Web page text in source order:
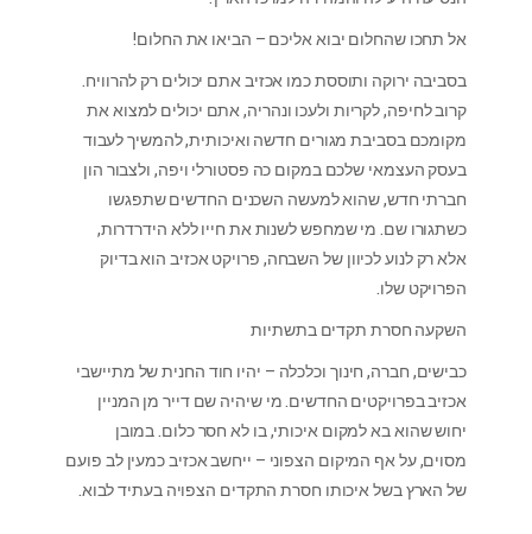
אל תחכו שהחלום יבוא אליכם – הביאו את החלום!
בסביבה ירוקה ותוססת כמו אכזיב אתם יכולים רק להרוויח.
קרוב לחיפה, לקריות ולעכו ונהריה, אתם יכולים למצוא את
מקומכם בסביבת מגורים חדשה ואיכותית, להמשיך לעבוד
בעסק העצמאי שלכם במקום כה פסטורלי ויפה, ולצבור הון
חברתי חדש, שהוא למעשה השכנים החדשים שתפגשו
כשתגורו שם. מי שמחפש לשנות את חייו ללא הידרדרות,
אלא רק לנוע לכיוון של השבחה, פרויקט אכזיב הוא בדיוק
הפרויקט שלו.
השקעה חסרת תקדים בתשתיות
כבישים, חברה, חינוך וכלכלה – יהיו חוד החנית של מתיישבי
אכזיב בפרויקטים החדשים. מי שיהיה שם דייר מן המניין
יחוש שהוא בא למקום איכותי, בו לא חסר כלום. במובן
מסוים, על אף המיקום הצפוני – ייחשב אכזיב כמעין לב פועם
של הארץ בשל איכותו חסרת התקדים הצפויה בעתיד לבוא.